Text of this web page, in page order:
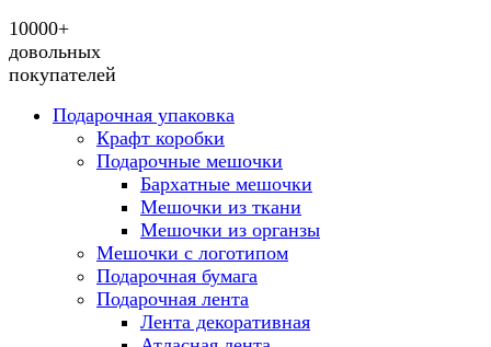
10000+
довольных
покупателей
Подарочная упаковка
Крафт коробки
Подарочные мешочки
Бархатные мешочки
Мешочки из ткани
Мешочки из органзы
Мешочки с логотипом
Подарочная бумага
Подарочная лента
Лента декоративная